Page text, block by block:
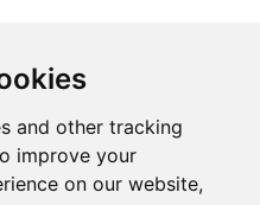
and other tracking
improve your
on our website,